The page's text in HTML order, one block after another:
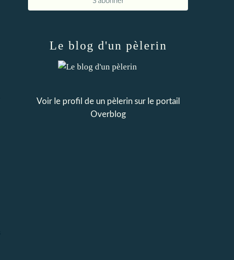
Le blog d'un pèlerin
Voir le profil de un pèlerinsur le portail
Overblog